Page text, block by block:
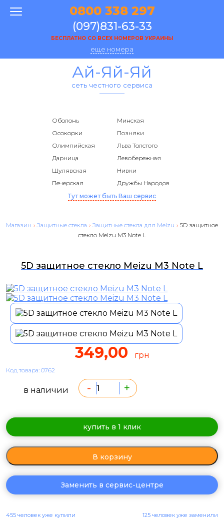
0800 338 297
(097)831-63-33
БЕСПЛАТНО СО ВСЕХ НОМЕРОВ УКРАИНЫ
еще номера
Ай-Яй-Яй
сеть честного сервиса
Оболонь
Минская
Осокорки
Позняки
Олимпийская
Льва Толстого
Дарница
Левобережная
Шулявская
Нивки
Печерская
Дружбы Народов
Тут может быть Ваш сервис
Магазин › Защитные стекла › Защитные стекла для Meizu › 5D защитное
стекло Meizu M3 Note L
5D защитное стекло Meizu M3 Note L
349,00 грн
Код товара: 0762
в наличии - +
купить в 1 клик
В корзину
Заменить в сервис-центре
455 человек уже купили 125 человек уже заменили